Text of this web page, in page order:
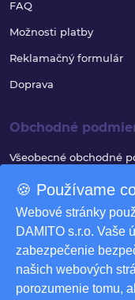
🍪 Používame
Webové stránky
DAMITO s.r.o. Vaše
zabezpečenie
našich webových
porozumenie tomu,
FAQ
Možnosti platby
Reklamačný formulár
Doprava
Obchodné
Všeobecné obchodné
Reklamačný poriadok
Ochrana osobných
Využívanie súborov
Odstúpenie od zmluvy
Odstúpenie od